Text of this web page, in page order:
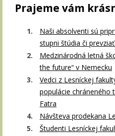
Prajeme vám
Naši absolventi sú
stupni štúdia či
Medzinárodná letná
the future“ v Nemecku
Vedci z Lesníckej
populácie chráneného
Fatra
Návšteva prodekana
Študenti Lesníckej